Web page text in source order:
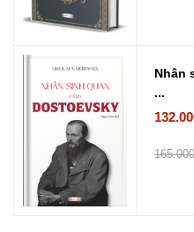
Nhân
...